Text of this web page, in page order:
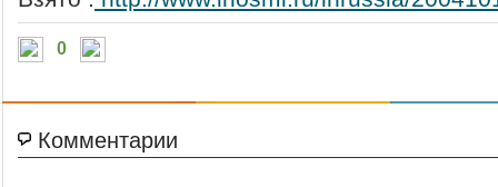
0
Комментарии